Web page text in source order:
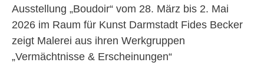
Ausstellung „Boudoir“ vom 28. März bis 2. Mai
2026 im Raum für Kunst Darmstadt Fides Becker
zeigt Malerei aus ihren Werkgruppen
„Vermächtnisse & Erscheinungen“